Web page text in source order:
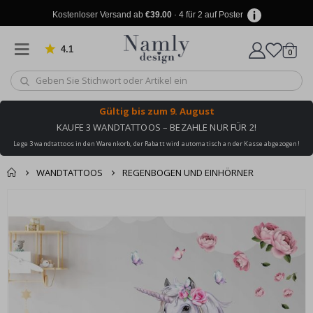
Kostenloser Versand ab €39.00· 4 für 2 auf Poster
4.1 von 1025 Bewertungen
Wagen
0
Gültig bis zum 9. August
KAUFE 3 WANDTATTOOS – BEZAHLE NUR FÜR 2!
Lege 3 wandtattoos in den Warenkorb, der Rabatt wird automatisch an der Kasse abgezogen!
WANDTATTOOS REGENBOGEN UND EINHÖRNER
Warenkorb
hinzugefügt ✔️
Kostenloser Versand
erreicht!
Bildgalerie
springen